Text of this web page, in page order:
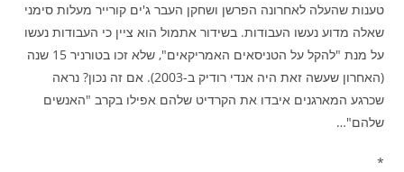
טענות שהעלה לאחרונה הפרשן ושחקן העבר ג'ים קורייר מעלות סימני
שאלה מדוע נעשו העבודות. בשידור אתמול הוא ציין כי העבודות נעשו
על מנת "להקל על הטניסאים האמריקאים", שלא זכו בטורניר 15 שנה
(האחרון שעשה זאת היה אנדי רודיק ב-2003). אם זה נכון? נראה
שכרגע המארגנים איבדו את הקרדיט שלהם אפילו בקרב "האנשים
שלהם"…
*